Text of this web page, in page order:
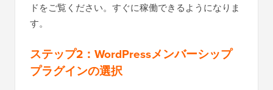
ドをご覧ください。すぐに稼働できるようになりま
す。
ステップ2：WordPressメンバーシップ
プラグインの選択